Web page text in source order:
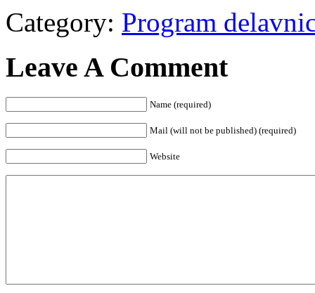
Category: Program
Leave A Comment
Name (required)
Mail (will not be published) (required)
Website